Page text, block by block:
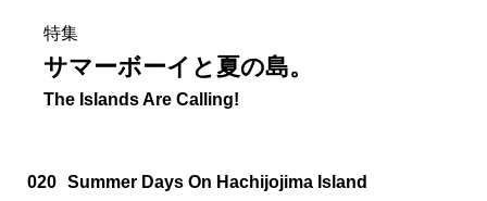
特集
サマーボーイと夏の島。
The Islands Are Calling!
020 Summer Days On Hachijojima Island